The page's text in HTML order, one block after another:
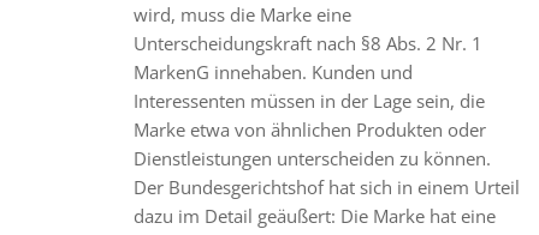
wird, muss die Marke eine
Unterscheidungskraft nach §8 Abs. 2 Nr. 1
MarkenG innehaben. Kunden und
Interessenten müssen in der Lage sein, die
Marke etwa von ähnlichen Produkten oder
Dienstleistungen unterscheiden zu können.
Der Bundesgerichtshof hat sich in einem Urteil
dazu im Detail geäußert: Die Marke hat eine